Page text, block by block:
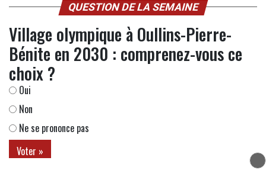
QUESTION DE LA SEMAINE
Village olympique à Oullins-Pierre-
Bénite en 2030 : comprenez-vous ce
choix ?
Oui
Non
Ne se prononce pas